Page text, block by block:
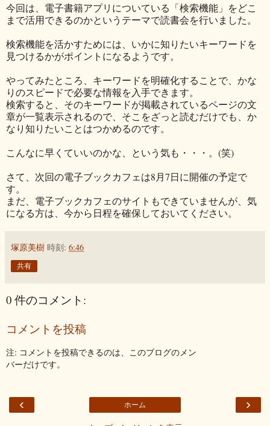
今回は、電子書籍アプリについている「検索機能」をどこ
まで活用できるのかというテーマで読書会を行いました。
検索機能を活かすためには、いかに知りたいキーワードを
見つけるかがポイントになるようです。
やってみたところ、キーワードを明確化することで、かな
りのスピードで必要な情報を入手できます。
検索すると、そのキーワードが掲載されているページの文
章が一覧表示されるので、そこをざっと読むだけでも、か
なり知りたいことはつかめるのです。
こんなに早くていいのかな、という気も・・・。(笑)
さて、次回の電子ブックカフェは8月7日に開催の予定で
す。
まだ、電子ブックカフェのサイトもできていませんが、気
になる方は、今から日程を確保しておいてください。
塚原美樹 時刻: 6:46
共有
0 件のコメント:
コメントを投稿
注: コメントを投稿できるのは、このブログのメン
バーだけです。
‹ ›
ホーム